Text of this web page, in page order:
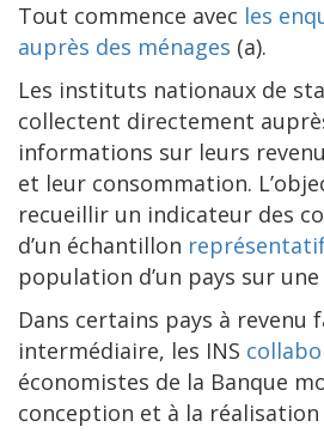
Tout commence avec les
auprès des ménages (a).
Les instituts nationaux de
collectent directement
informations sur leurs
et leur consommation.
recueillir un indicateur des
d’un échantillon
population d’un pays sur
Dans certains pays à revenu
intermédiaire, les INS
économistes de la Banque
conception et à la réalisation